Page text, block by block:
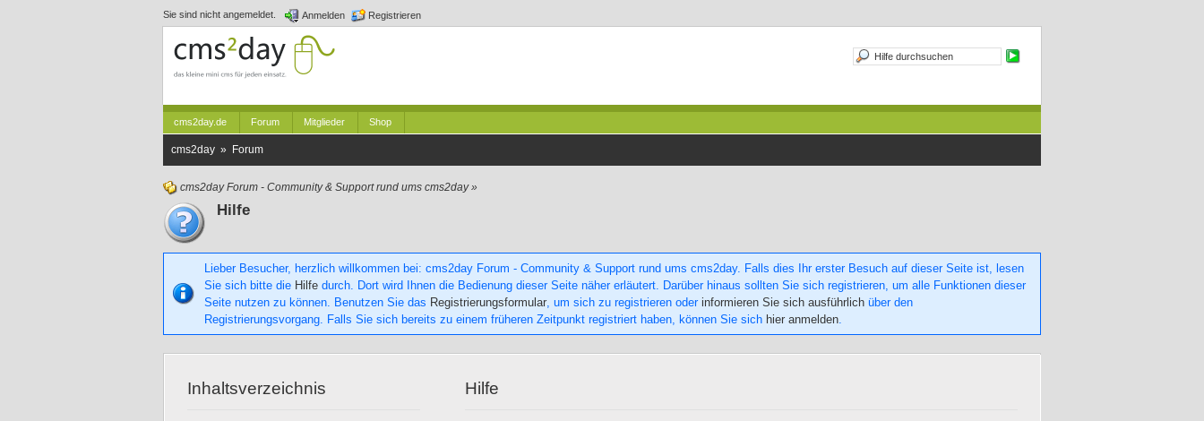
Sie sind nicht angemeldet. Anmelden Registrieren
cms2day.de Forum Mitglieder Shop
cms2day » Forum
cms2day Forum - Community & Support rund ums cms2day»
Hilfe
Lieber Besucher, herzlich willkommen bei: cms2day Forum - Community & Support rund ums cms2day. Falls dies Ihr erster Besuch auf dieser Seite ist, lesen
Sie sich bitte die Hilfe durch. Dort wird Ihnen die Bedienung dieser Seite näher erläutert. Darüber hinaus sollten Sie sich registrieren, um alle Funktionen dieser
Seite nutzen zu können. Benutzen Sie das Registrierungsformular, um sich zu registrieren oder informieren Sie sich ausführlich über den
Registrierungsvorgang. Falls Sie sich bereits zu einem früheren Zeitpunkt registriert haben, können Sie sich hier anmelden.
Inhaltsverzeichnis Hilfe